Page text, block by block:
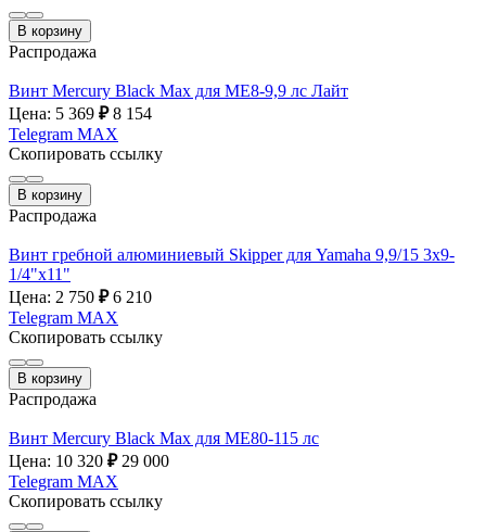
В корзину
Распродажа
Винт Mercury Black Max для МE8-9,9 лс Лайт
Цена: 5 369 ₽ 8 154
Telegram MAX
Скопировать ссылку
В корзину
Распродажа
Винт гребной алюминиевый Skipper для Yamaha 9,9/15 3х9-
1/4"х11"
Цена: 2 750 ₽ 6 210
Telegram MAX
Скопировать ссылку
В корзину
Распродажа
Винт Mercury Black Max для МE80-115 лс
Цена: 10 320 ₽ 29 000
Telegram MAX
Скопировать ссылку